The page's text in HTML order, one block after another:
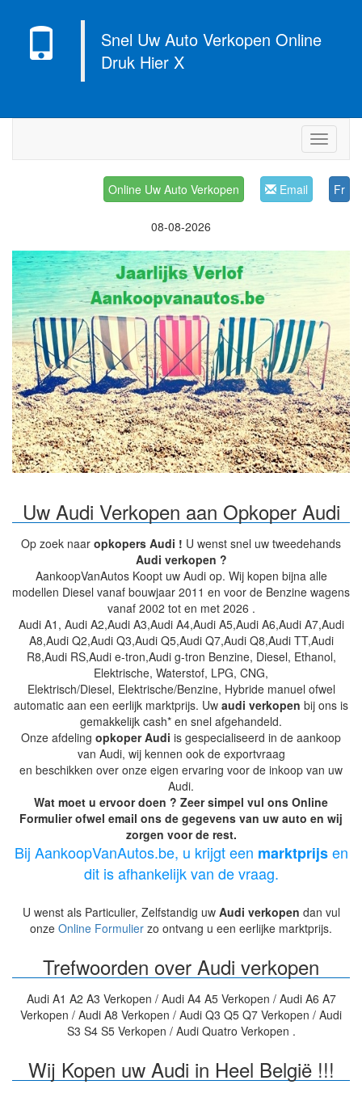
Snel Uw Auto Verkopen Online
Druk Hier X
Fr
Email
Online Uw Auto Verkopen
08-08-2026
Uw Audi Verkopen aan Opkoper Audi
Op zoek naar opkopers Audi ! U wenst snel uw tweedehands
Audi verkopen ?
AankoopVanAutos Koopt uw Audi op. Wij kopen bijna alle
modellen Diesel vanaf bouwjaar 2011 en voor de Benzine wagens
vanaf 2002 tot en met 2026 .
Audi A1, Audi A2,Audi A3,Audi A4,Audi A5,Audi A6,Audi A7,Audi
A8,Audi Q2,Audi Q3,Audi Q5,Audi Q7,Audi Q8,Audi TT,Audi
R8,Audi RS,Audi e-tron,Audi g-tron Benzine, Diesel, Ethanol,
Elektrische, Waterstof, LPG, CNG,
Elektrisch/Diesel, Elektrische/Benzine, Hybride manuel ofwel
automatic aan een eerlijk marktprijs. Uw audi verkopen bij ons is
gemakkelijk cash* en snel afgehandeld.
Onze afdeling opkoper Audi is gespecialiseerd in de aankoop
van Audi, wij kennen ook de exportvraag
en beschikken over onze eigen ervaring voor de inkoop van uw
Audi.
Wat moet u ervoor doen ? Zeer simpel vul ons Online
Formulier ofwel email ons de gegevens van uw auto en wij
zorgen voor de rest.
Bij AankoopVanAutos.be, u krijgt een marktprijsen
dit is afhankelijk van de vraag.
U wenst als Particulier, Zelfstandig uw Audi verkopen dan vul
onze Online Formulier zo ontvang u een eerlijke marktprijs.
Trefwoorden over Audi verkopen
Audi A1 A2 A3 Verkopen / Audi A4 A5 Verkopen / Audi A6 A7
Verkopen / Audi A8 Verkopen / Audi Q3 Q5 Q7 Verkopen / Audi
S3 S4 S5 Verkopen / Audi Quatro Verkopen .
Wij Kopen uw Audi in Heel België !!!